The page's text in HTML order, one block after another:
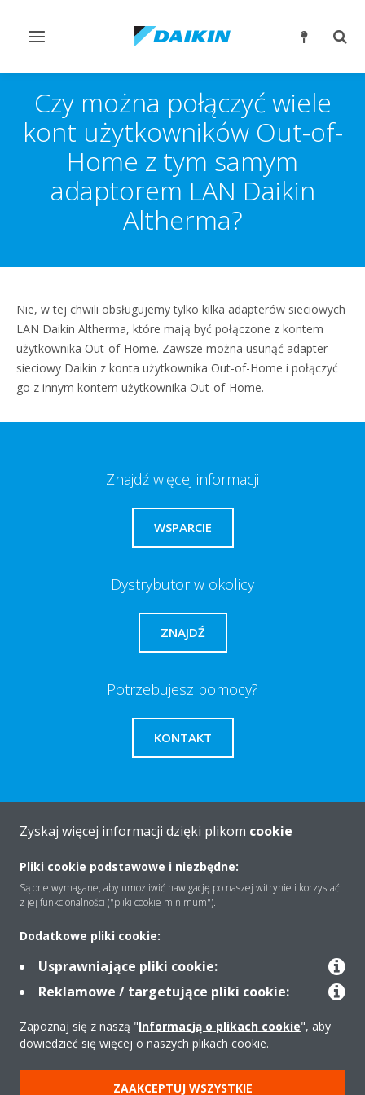
Przełącz
Czy można połączyć wiele
kont użytkowników Out-of-
Home z tym samym
adaptorem LAN Daikin
Altherma?
Nie, w tej chwili obsługujemy tylko kilka adapterów sieciowych
LAN Daikin Altherma, które mają być połączone z kontem
użytkownika Out-of-Home. Zawsze można usunąć adapter
sieciowy Daikin z konta użytkownika Out-of-Home i połączyć
go z innym kontem użytkownika Out-of-Home.
Znajdź więcej informacji
WSPARCIE
Dystrybutor w okolicy
ZNAJDŹ
Potrzebujesz pomocy?
KONTAKT
O firmie
Rozwiązania
Kontakt
Produkty
Copyright © Daikin
Zyskaj więcej informacji dzięki plikom cookie
Pliki cookie podstawowe i niezbędne:
Są one wymagane, aby umożliwić nawigację po naszej witrynie i korzystać
z jej funkcjonalności ("pliki cookie minimum").
Dodatkowe pliki cookie:
Usprawniające pliki cookie:
Reklamowe / targetujące pliki cookie:
Zapoznaj się z naszą "Informacją o plikach cookie", aby
dowiedzieć się więcej o naszych plikach cookie.
ZAAKCEPTUJ WSZYSTKIE